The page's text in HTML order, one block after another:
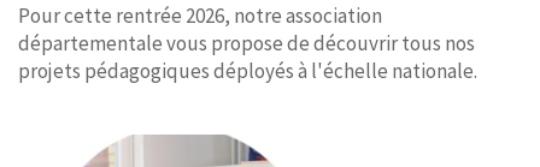
Pour cette rentrée 2026, notre association
départementale vous propose de découvrir tous nos
projets pédagogiques déployés à l'échelle nationale.